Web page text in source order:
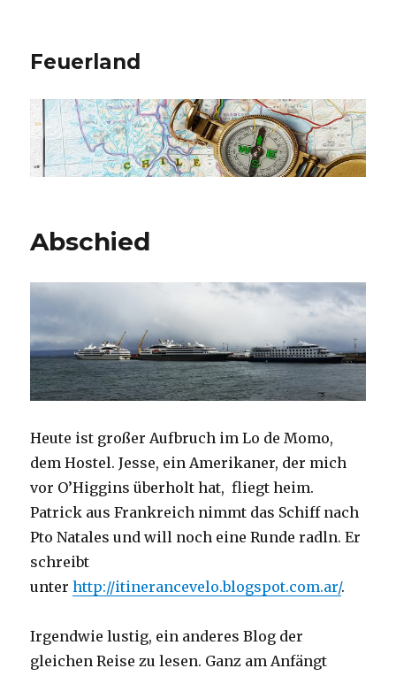
Feuerland
Abschied
Heute ist großer Aufbruch im Lo de Momo,
dem Hostel. Jesse, ein Amerikaner, der mich
vor O’Higgins überholt hat, fliegt heim.
Patrick aus Frankreich nimmt das Schiff nach
Pto Natales und will noch eine Runde radln. Er
schreibt
unterhttp://itinerancevelo.blogspot.com.ar/.
Irgendwie lustig, ein anderes Blog der
gleichen Reise zu lesen. Ganz am Anfängt